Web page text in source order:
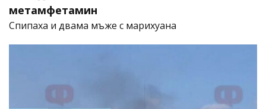
метамфетамин
Спипаха и двама мъже с марихуана